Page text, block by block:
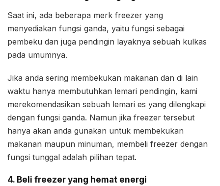
Saat ini, ada beberapa merk freezer yang
menyediakan fungsi ganda, yaitu fungsi sebagai
pembeku dan juga pendingin layaknya sebuah kulkas
pada umumnya.
Jika anda sering membekukan makanan dan di lain
waktu hanya membutuhkan lemari pendingin, kami
merekomendasikan sebuah lemari es yang dilengkapi
dengan fungsi ganda. Namun jika freezer tersebut
hanya akan anda gunakan untuk membekukan
makanan maupun minuman, membeli freezer dengan
fungsi tunggal adalah pilihan tepat.
4. Beli freezer yang hemat energi